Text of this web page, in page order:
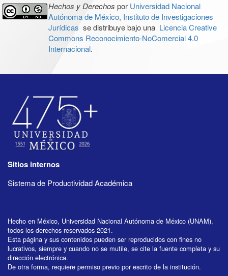
Hechos y Derechos por Universidad Nacional
Autónoma de México, Instituto de Investigaciones
Jurídicas se distribuye bajo una Licencia Creative
Commons Reconocimiento-NoComercial 4.0
Internacional.
Sitios internos
Sistema de Productividad Académica
Hecho en México, Universidad Nacional Autónoma de México (UNAM),
todos los derechos reservados 2021.
Esta página y sus contenidos pueden ser reproducidos con fines no
lucrativos, siempre y cuando no se mutile, se cite la fuente completa y su
dirección electrónica.
De otra forma, requiere permiso previo por escrito de la institución.